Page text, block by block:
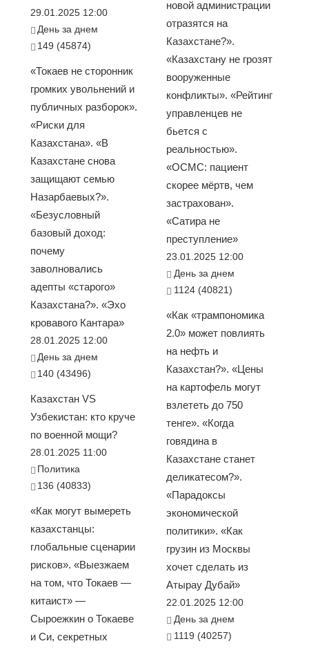
29.01.2025 12:00
День за днем
149 (45874)
«Токаев не сторонник
громких увольнений и
публичных разборок».
«Риски для
Казахстана». «В
Казахстане снова
защищают семью
Назарбаевых?».
«Безусловный
базовый доход:
почему
заволновались
адепты «старого»
Казахстана?». «Эхо
кровавого Кантара»
28.01.2025 12:00
День за днем
140 (43496)
Казахстан VS
Узбекистан: кто круче
по военной мощи?
28.01.2025 11:00
Политика
136 (40833)
«Как могут вымереть
казахстанцы:
глобальные сценарии
рисков». «Выезжаем
на том, что Токаев —
китаист» —
Сыроежкин о Токаеве
и Си, секретных
новой администрации
отразятся на
Казахстане?».
«Казахстану не грозят
вооруженные
конфликты». «Рейтинг
управленцев не
бьется с
реальностью».
«ОСМС: пациент
скорее мёртв, чем
застрахован».
«Сатира не
преступление»
23.01.2025 12:00
День за днем
1124 (40821)
«Как «трампономика
2.0» может повлиять
на нефть и
Казахстан?». «Цены
на картофель могут
взлететь до 750
тенге». «Когда
говядина в
Казахстане станет
деликатесом?».
«Парадоксы
экономической
политики». «Как
грузин из Москвы
хочет сделать из
Атырау Дубай»
22.01.2025 12:00
День за днем
1119 (40257)